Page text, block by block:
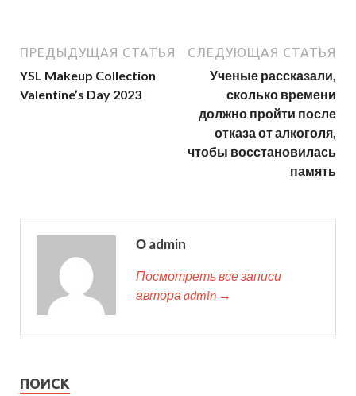
ПРЕДЫДУЩАЯ СТАТЬЯ
YSL Makeup Collection
Valentine’s Day 2023
СЛЕДУЮЩАЯ СТАТЬЯ
Ученые рассказали,
сколько времени
должно пройти после
отказа от алкоголя,
чтобы восстановилась
память
О admin
Посмотреть все записи
автора admin →
ПОИСК